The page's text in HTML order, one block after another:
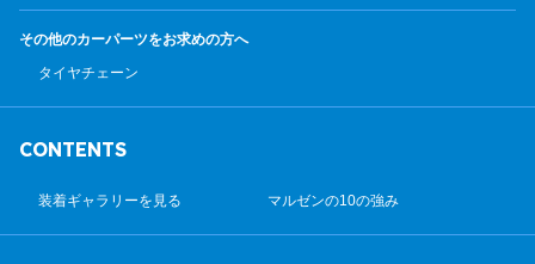
その他のカーパーツをお求めの方へ
タイヤチェーン
CONTENTS
装着ギャラリーを見る マルゼンの10の強み